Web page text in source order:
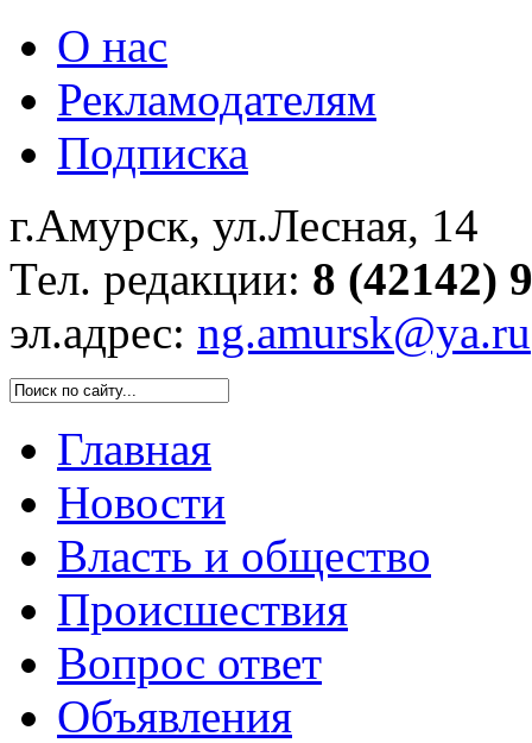
О нас
Рекламодателям
Подписка
г.Амурск, ул.Лесная, 14
Тел. редакции: 8 (42142)
эл.адрес: ng.amursk@ya.ru
Главная
Новости
Власть и общество
Происшествия
Вопрос ответ
Объявления